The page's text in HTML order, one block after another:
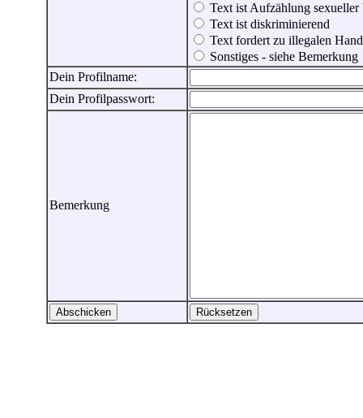
Text ist Aufzählung sexueller
Text ist diskriminierend
Text fordert zu illegalen
Sonstiges - siehe Bemerkung
Dein Profilname:
Dein Profilpasswort:
Bemerkung